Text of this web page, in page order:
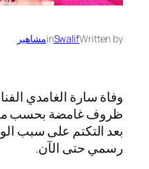
Written by
Swalif
inمشاهير
وفاة سارة الغامدي
ظروف غامضة بحسب ما
بعد التكتم على سبب
رسمي حتى الآن.